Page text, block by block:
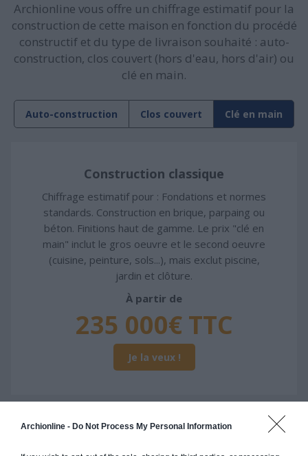
Archionline - Do Not Process My Personal Information
Archionline vous offre un chiffrage estimatif pour la
construction de cette maison en fonction du procédé
constructif et du type de livraison souhaité : auto-
construction, clos couvert (hors d'eau, hors d'air) ou
clé en main.
Auto-construction Clos couvert Clé en main
Construction classique
Chiffrage estimatif pour : Fondations et normes
standards. Construction en brique, parpaing ou
béton. Finitions haut de gamme. Le prix "clé en
main" inclut le gros oeuvre et le second oeuvre
(cuisine, peinture, sols...), mais exclut piscine,
jardin et clôture.
À partir de
235 000€ TTC
Je la veux !